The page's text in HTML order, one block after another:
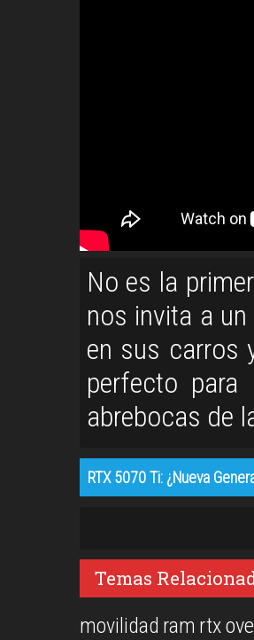
No es la
nos invita a
en sus carros
perfecto
abrebocas de
RTX 5070 Ti: ¿Nueva
Temas
movilidad ram rtx